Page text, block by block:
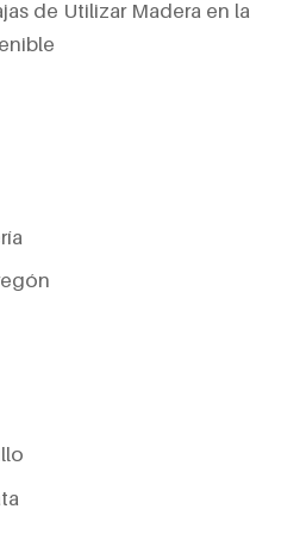
de Utilizar Madera en la